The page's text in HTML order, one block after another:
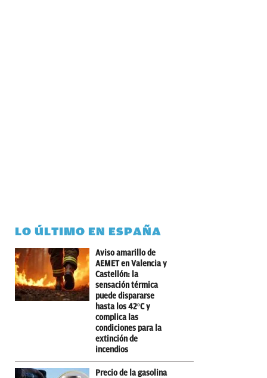
LO ÚLTIMO EN ESPAÑA
Aviso amarillo de
AEMET en Valencia y
Castellón: la
sensación térmica
puede dispararse
hasta los 42ºC y
complica las
condiciones para la
extinción de
incendios
Precio de la gasolina